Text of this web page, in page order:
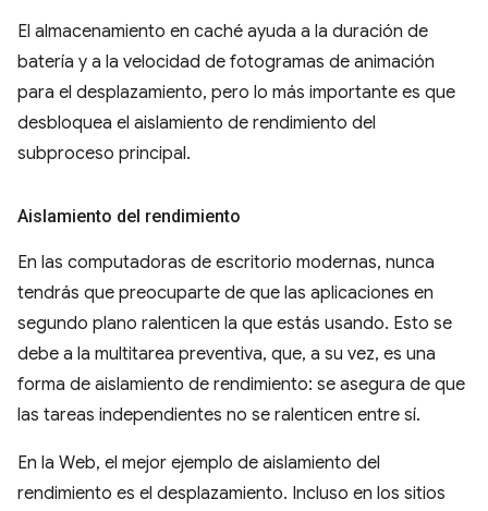
El almacenamiento en caché ayuda a la duración de
batería y a la velocidad de fotogramas de animación
para el desplazamiento, pero lo más importante es que
desbloquea el aislamiento de rendimiento del
subproceso principal.
Aislamiento del rendimiento
En las computadoras de escritorio modernas, nunca
tendrás que preocuparte de que las aplicaciones en
segundo plano ralenticen la que estás usando. Esto se
debe a la multitarea preventiva, que, a su vez, es una
forma de aislamiento de rendimiento: se asegura de que
las tareas independientes no se ralenticen entre sí.
En la Web, el mejor ejemplo de aislamiento del
rendimiento es el desplazamiento. Incluso en los sitios